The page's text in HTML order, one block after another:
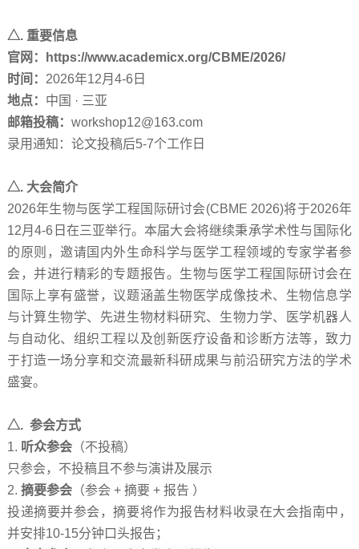
△. 重要信息
官网：
https://www.academicx.org/CBME/2026/
时间： 2026年12月 4-6 日
地点： 中国 · 三亚
邮箱投稿： workshop12@163.com
录用通知：论文投稿后5-7个工作日
△. 大会简介
2026年生物与医学工程国际研讨会(CBME 2026)将于2026年
12月4-6 日在三亚举行。本届大会将继续秉承学术性与国际化
的原则，邀请国内外生命科学与医学工程领域的专家学者参
会，并进行精彩的专题报告。生物与医学工程国际研讨会在
国际上享有盛誉，议题涵盖生物医学成像技术、生物信息学
与计算生物学、先进生物材料研究、生物力学、医学机器人
与自动化、组织工程以及创新医疗设备和诊断方法等，致力
于打造一场分享和交流最新科研成果与前沿研究方法的学术
盛宴。
△. 参会方式
1. 听众参会（不投稿）
只参会，不投稿且不参与演讲及展示
2. 摘要参会（参会 + 摘要+ 报告 ）
投递摘要并参会，摘要将作为报告材料收录在大会指南中，
并安排10-15分钟口头报告；